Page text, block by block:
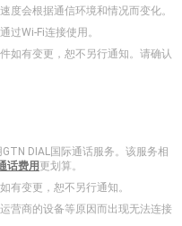
度会根据通信环境和情况而变化。
过Wi-Fi连接使用。
如有变更，恕不另行通知。请确认
DIAL国际通话服务。该服务相
话费用 更划算。
有变更，恕不另行通知。
营商的设备等原因而出现无法连接